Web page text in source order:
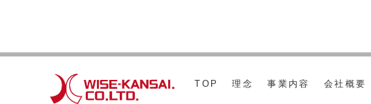
TOP 理念 事業内容 会社概要